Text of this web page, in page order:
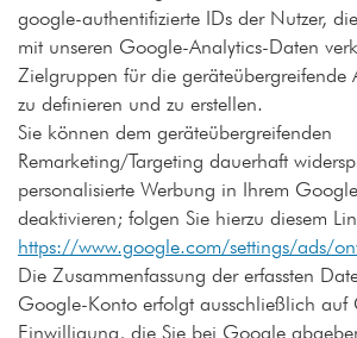
google-authentifizierte IDs der Nutzer,
mit unseren Google-Analytics-Daten
Zielgruppen für die geräteübergreifende
zu definieren und zu erstellen.
Sie können dem geräteübergreifenden
Remarketing/Targeting dauerhaft
personalisierte Werbung in Ihrem
deaktivieren; folgen Sie hierzu diesem
https://www.google.com/settings/ads/
Die Zusammenfassung der erfassten
Google-Konto erfolgt ausschließlich auf
Einwilligung, die Sie bei Google